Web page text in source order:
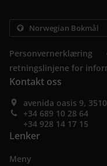
Personvernerklæring
retningslinjene for
Kontakt oss
avenida oasis 9,
+34 689 10 28 64
+34 928 14 17 15
Lenker
Meny